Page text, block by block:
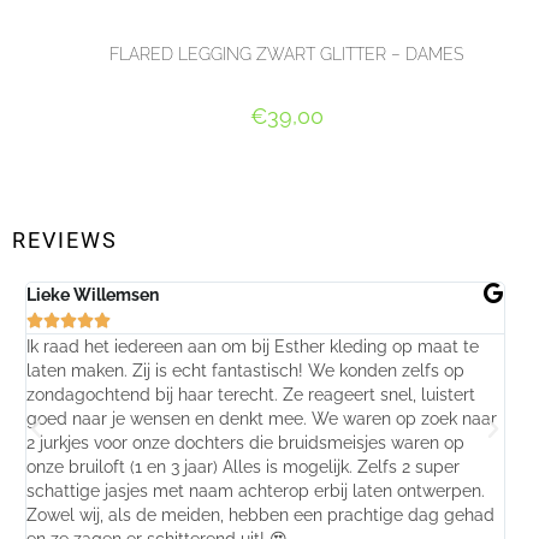
FLARED LEGGING ZWART GLITTER – DAMES
€39,00
REVIEWS
Lieke Willemsen

Ik raad het iedereen aan om bij Esther kleding op maat te
laten maken. Zij is echt fantastisch! We konden zelfs op
zondagochtend bij haar terecht. Ze reageert snel, luistert
goed naar je wensen en denkt mee. We waren op zoek naar
2 jurkjes voor onze dochters die bruidsmeisjes waren op
onze bruiloft (1 en 3 jaar) Alles is mogelijk. Zelfs 2 super
schattige jasjes met naam achterop erbij laten ontwerpen.
Zowel wij, als de meiden, hebben een prachtige dag gehad